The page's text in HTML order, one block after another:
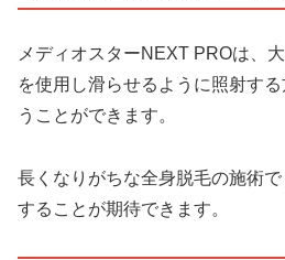
メディオスターNEXT PROは、
を使用し滑らせるように照射す
うことができます。
長くなりがちな全身脱毛の施術
することが期待できます。